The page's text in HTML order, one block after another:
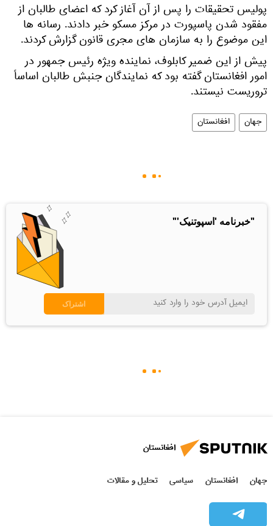
پولیس تحقیقات را پس از آن آغاز کرد که اعضای طالبان از
مفقود شدن پاسپورت در مرکز مسکو خبر دادند. رسانه ها
این موضوع را به سازمان های مجری قانون گزارش کردند.
پیش از این ضمیر کابلوف، نماینده ویژه رئیس جمهور در
امور افغانستان گفته بود که نمایندگان جنبش طالبان اساساً
تروریست نیستند.
جهان افغانستان
"خبرنامه 'اسپوتنیک'"
افغانستان
جهان افغانستان سیاسی تحلیل و مقالات